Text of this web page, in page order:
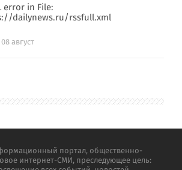
dailynews.ru/rssfull.xml
август
портал, общественно-
интернет-СМИ, преследующее цель: